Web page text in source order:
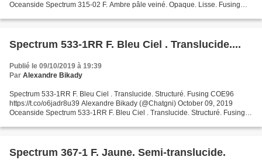
Oceanside Spectrum 315-02 F. Ambre pâle veiné. Opaque. Lisse. Fusing
Spectrum 533-1RR F. Bleu Ciel . Translucide....
Publié le 09/10/2019 à 19:39
Par Alexandre Bikady
Spectrum 533-1RR F. Bleu Ciel . Translucide. Structuré. Fusing COE96
https://t.co/o6jadr8u39 Alexandre Bikady (@Chatgni) October 09, 2019
Oceanside Spectrum 533-1RR F. Bleu Ciel . Translucide. Structuré. Fusing
Spectrum 367-1 F. Jaune. Semi-translucide.